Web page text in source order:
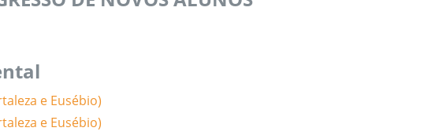
e Eusébio)
e Eusébio)